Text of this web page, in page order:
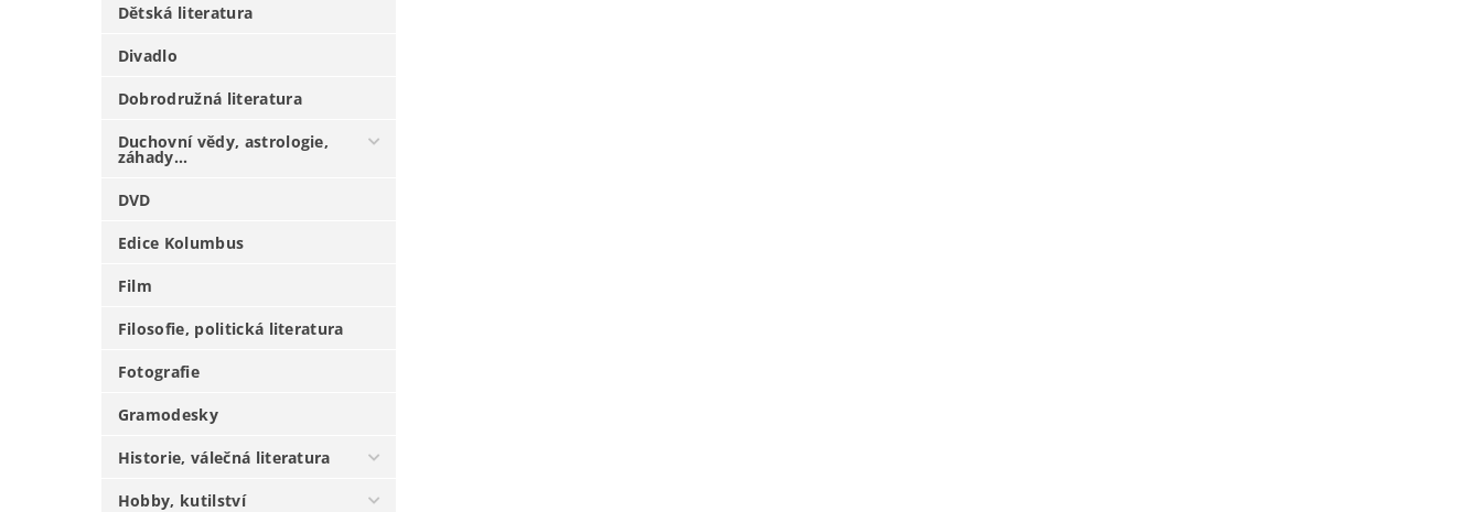
Dětská literatura
Divadlo
Dobrodružná literatura
Duchovní vědy, astrologie,
záhady...
DVD
Edice Kolumbus
Film
Filosofie, politická literatura
Fotografie
Gramodesky
Historie, válečná literatura
Hobby, kutilství